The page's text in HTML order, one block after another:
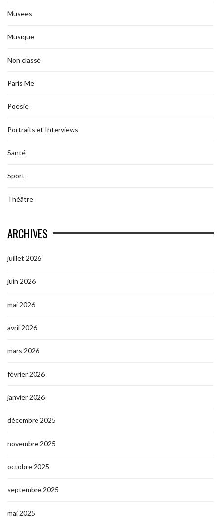
Musees
Musique
Non classé
Paris Me
Poesie
Portraits et Interviews
Santé
Sport
Théâtre
ARCHIVES
juillet 2026
juin 2026
mai 2026
avril 2026
mars 2026
février 2026
janvier 2026
décembre 2025
novembre 2025
octobre 2025
septembre 2025
mai 2025